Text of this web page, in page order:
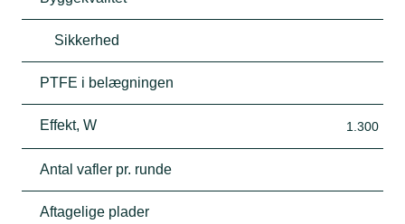
Sikkerhed
PTFE i belægningen
Effekt, W 1.300
Antal vafler pr. runde
Aftagelige plader